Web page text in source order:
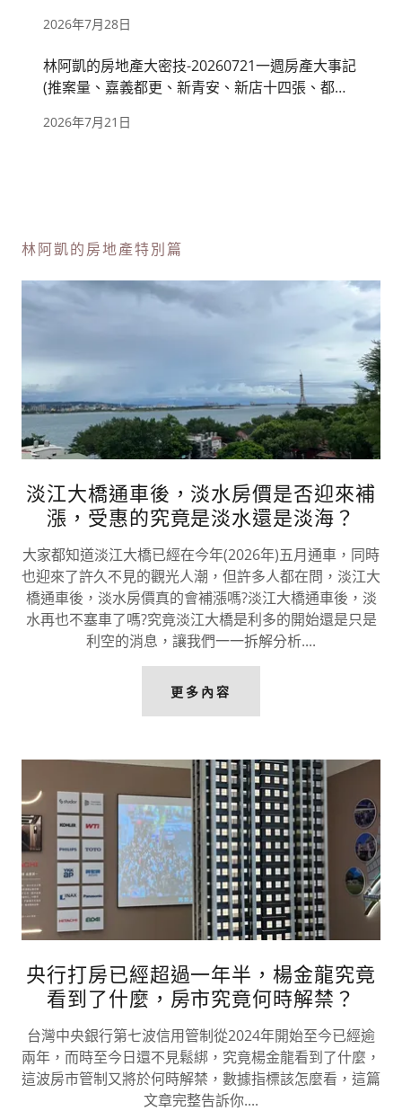
2026年7月28日
林阿凱的房地產大密技-20260721一週房產大事記
(推案量、嘉義都更、新青安、新店十四張、都廳
2026年7月21日
林阿凱的房地產特別篇
淡江大橋通車後，淡水房價是否迎來補
漲，受惠的究竟是淡水還是淡海？
大家都知道淡江大橋已經在今年(2026年)五月通車，同時
也迎來了許久不見的觀光人潮，但許多人都在問，淡江大
橋通車後，淡水房價真的會補漲嗎?淡江大橋通車後，淡
水再也不塞車了嗎?究竟淡江大橋是利多的開始還是只是
利空的消息，讓我們一一拆解分析....
更多內容
央行打房已經超過一年半，楊金龍究竟
看到了什麼，房市究竟何時解禁？
台灣中央銀行第七波信用管制從2024年開始至今已經逾
兩年，而時至今日還不見鬆綁，究竟楊金龍看到了什麼，
這波房市管制又將於何時解禁，數據指標該怎麼看，這篇
文章完整告訴你....